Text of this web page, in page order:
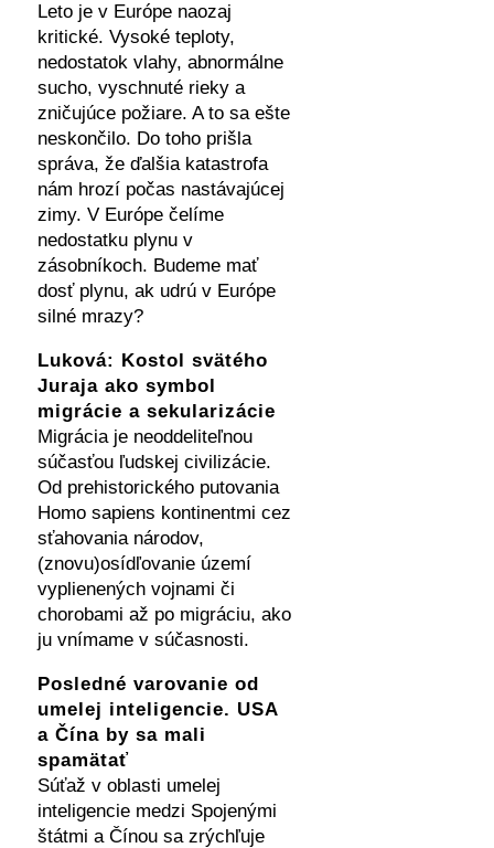
Leto je v Európe naozaj
kritické. Vysoké teploty,
nedostatok vlahy, abnormálne
sucho, vyschnuté rieky a
zničujúce požiare. A to sa ešte
neskončilo. Do toho prišla
správa, že ďalšia katastrofa
nám hrozí počas nastávajúcej
zimy. V Európe čelíme
nedostatku plynu v
zásobníkoch. Budeme mať
dosť plynu, ak udrú v Európe
silné mrazy?
Luková: Kostol svätého
Juraja ako symbol
migrácie a sekularizácie
Migrácia je neoddeliteľnou
súčasťou ľudskej civilizácie.
Od prehistorického putovania
Homo sapiens kontinentmi cez
sťahovania národov,
(znovu)osídľovanie území
vyplienených vojnami či
chorobami až po migráciu, ako
ju vnímame v súčasnosti.
Posledné varovanie od
umelej inteligencie. USA
a Čína by sa mali
spamätať
Súťaž v oblasti umelej
inteligencie medzi Spojenými
štátmi a Čínou sa zrýchľuje